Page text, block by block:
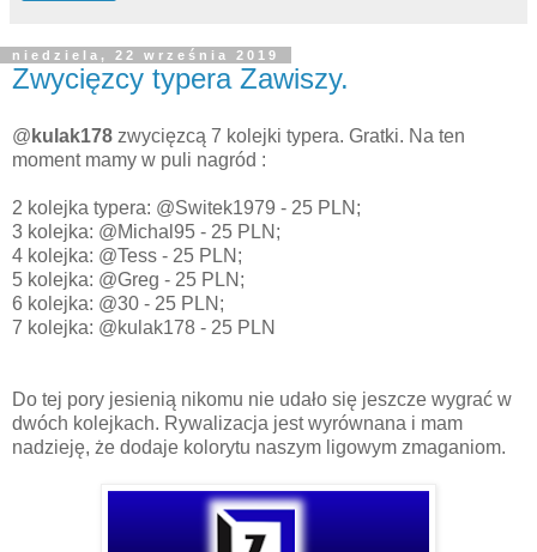
niedziela, 22 września 2019
Zwycięzcy typera Zawiszy.
@ kulak178 zwycięzcą 7 kolejki typera. Gratki. Na ten
moment mamy w puli nagród :
2 kolejka typera: @Switek1979 - 25 PLN;
3 kolejka: @Michal95 - 25 PLN;
4 kolejka: @Tess - 25 PLN;
5 kolejka: @Greg - 25 PLN;
6 kolejka: @30 - 25 PLN;
7 kolejka: @kulak178 - 25 PLN
Do tej pory jesienią nikomu nie udało się jeszcze wygrać w
dwóch kolejkach. Rywalizacja jest wyrównana i mam
nadzieję, że dodaje kolorytu naszym ligowym zmaganiom.